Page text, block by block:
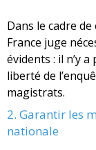
Dans le cadre
France juge
évidents : il n’y
liberté de
magistrats.
2. Garantir les
nationale